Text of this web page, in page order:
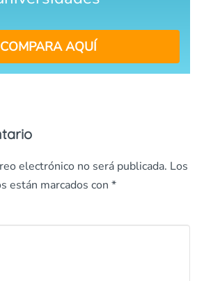
COMPARA AQUÍ
electrónico no será publicada. Los
están marcados con *